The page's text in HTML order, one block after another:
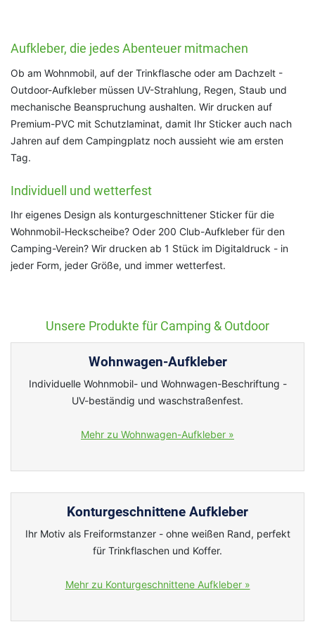
Aufkleber, die jedes Abenteuer mitmachen
Ob am Wohnmobil, auf der Trinkflasche oder am Dachzelt -
Outdoor-Aufkleber müssen UV-Strahlung, Regen, Staub und
mechanische Beanspruchung aushalten. Wir drucken auf
Premium-PVC mit Schutzlaminat, damit Ihr Sticker auch nach
Jahren auf dem Campingplatz noch aussieht wie am ersten
Tag.
Individuell und wetterfest
Ihr eigenes Design als konturgeschnittener Sticker für die
Wohnmobil-Heckscheibe? Oder 200 Club-Aufkleber für den
Camping-Verein? Wir drucken ab 1 Stück im Digitaldruck - in
jeder Form, jeder Größe, und immer wetterfest.
Unsere Produkte für Camping & Outdoor
Wohnwagen-Aufkleber
Individuelle Wohnmobil- und Wohnwagen-Beschriftung -
UV-beständig und waschstraßenfest.
Mehr zu Wohnwagen-Aufkleber »
Konturgeschnittene Aufkleber
Ihr Motiv als Freiformstanzer - ohne weißen Rand, perfekt
für Trinkflaschen und Koffer.
Mehr zu Konturgeschnittene Aufkleber »